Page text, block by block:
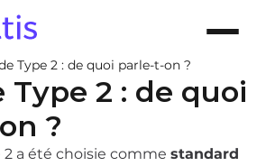
Type 2 : de quoi parle-t-on ?
Type 2 : de quoi
?
2 a été choisie comme standard